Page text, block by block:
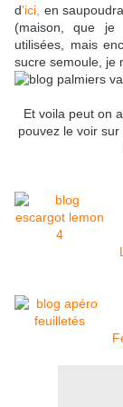
d'ici, en
(maison, que je
utilisées, mais
sucre semoule, je
Et voila peut on
pouvez le voir